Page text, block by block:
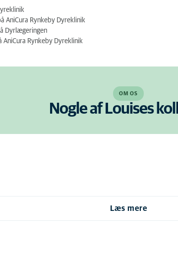
AniCura Rynkeby Dyreklinik
Dyrlægeringen
Rynkeby Dyreklinik
OM OS
Nogle af Louises
Læs mere